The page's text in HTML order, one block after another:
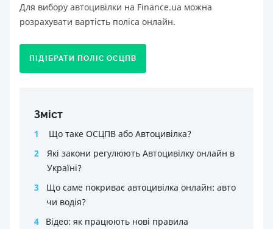
Для вибору автоцивілки на Finance.ua можна
розрахувати вартість поліса онлайн.
ПІДІБРАТИ ПОЛІС ОСЦПВ
Зміст
1
Що таке ОСЦПВ або Автоцивілка?
2
Які закони регулюють Автоцивілку онлайн в
Україні?
3
Що саме покриває автоцивілка онлайн: авто
чи водія?
4
Відео: як працюють нові правила